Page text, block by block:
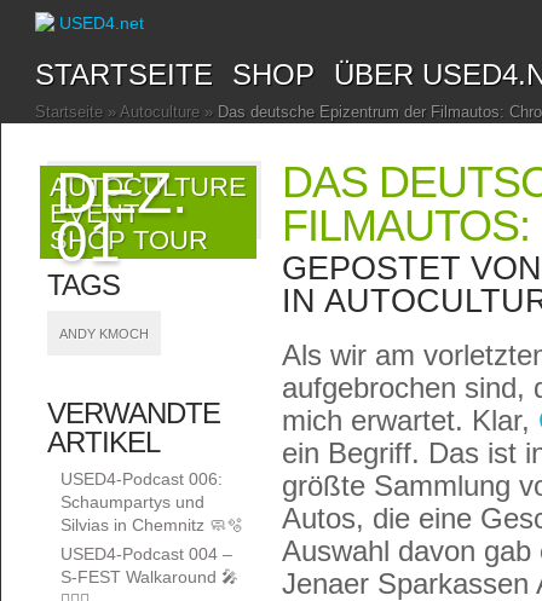
STARTSEITE SHOP ÜBER
Startseite » Autoculture » Das deutsche Epizentrum der Filmautos:
AUTOCULTURE
EVENT
SHOP TOUR
DEZ.
01
TAGS
ANDY KMOCH
VERWANDTE
ARTIKEL
USED4-Podcast 006:
Schaumpartys und
Silvias in Chemnitz 🧼🫧
USED4-Podcast 004 –
S-FEST Walkaround 🎤
DAS
GEPOSTET
IN
Als wir am
aufgebrochen sind,
mich erwartet. Klar,
ein Begriff. Das ist
größte Sammlung
Autos, die eine
Auswahl davon
Jenaer Sparkassen